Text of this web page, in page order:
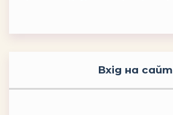
Вхід на сайт